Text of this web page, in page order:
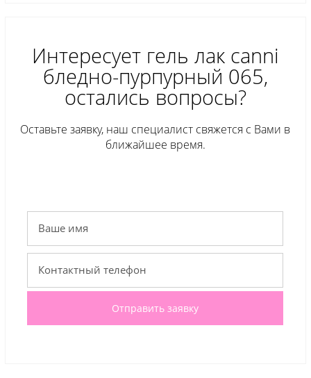
Интересует гель лак сanni
бледно-пурпурный 065,
остались вопросы?
Оставьте заявку, наш специалист свяжется с Вами в
ближайшее время.
Отправить заявку